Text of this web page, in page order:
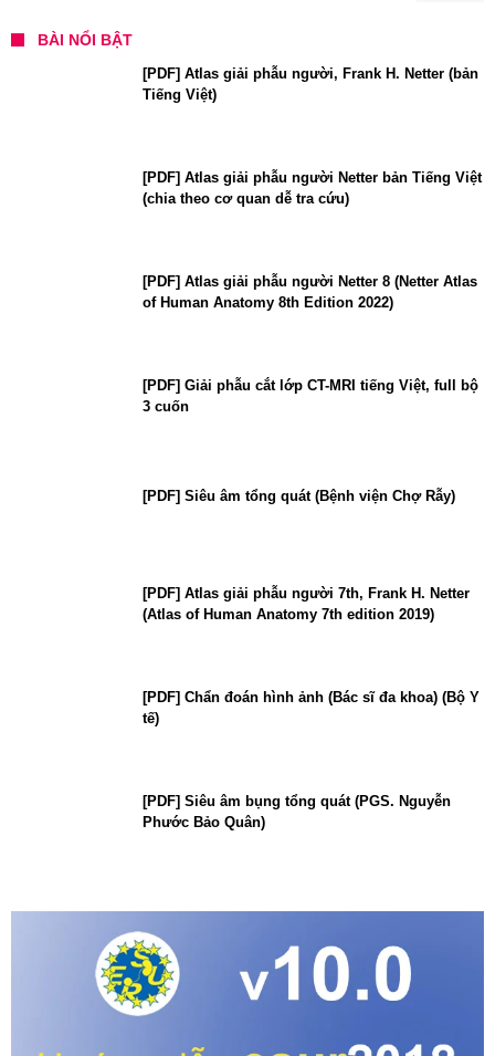
BÀI NỔI BẬT
[PDF] Atlas giải phẫu người, Frank H. Netter (bản
Tiếng Việt)
[PDF] Atlas giải phẫu người Netter bản Tiếng Việt
(chia theo cơ quan dễ tra cứu)
[PDF] Atlas giải phẫu người Netter 8 (Netter Atlas
of Human Anatomy 8th Edition 2022)
[PDF] Giải phẫu cắt lớp CT-MRI tiếng Việt, full bộ
3 cuốn
[PDF] Siêu âm tổng quát (Bệnh viện Chợ Rẫy)
[PDF] Atlas giải phẫu người 7th, Frank H. Netter
(Atlas of Human Anatomy 7th edition 2019)
[PDF] Chẩn đoán hình ảnh (Bác sĩ đa khoa) (Bộ Y
tế)
[PDF] Siêu âm bụng tổng quát (PGS. Nguyễn
Phước Bảo Quân)